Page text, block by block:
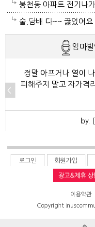
면도 댕길때는 드셔도
떼우는것 아님 가끔은
마 내색않고 잘 견딜려
런데도 사람들은 넘 이
너무 괜찮은지 아는가
낼수도 없고 에휴 전기
는것이 더 걱정이죠 애
게 설정해놓고 사네요.
연 틀어져있고 에휴
봉천동 아파트 전기나
요. 어제 뉴스나오데요.
들걸로 보이네요. 다들
12시부터 밤 열시까지
대로 교대로 키고 자네
술.담배 다~~ 끓었어요
가? 나이먹어서 생고생
엄마
정말 아프거나 열이
피해주지 말고 자가격
by.
로그인 회원가입
이용약관
Copyright